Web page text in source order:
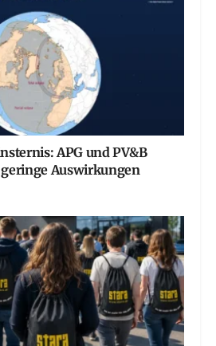
APG und PV&B
Auswirkungen